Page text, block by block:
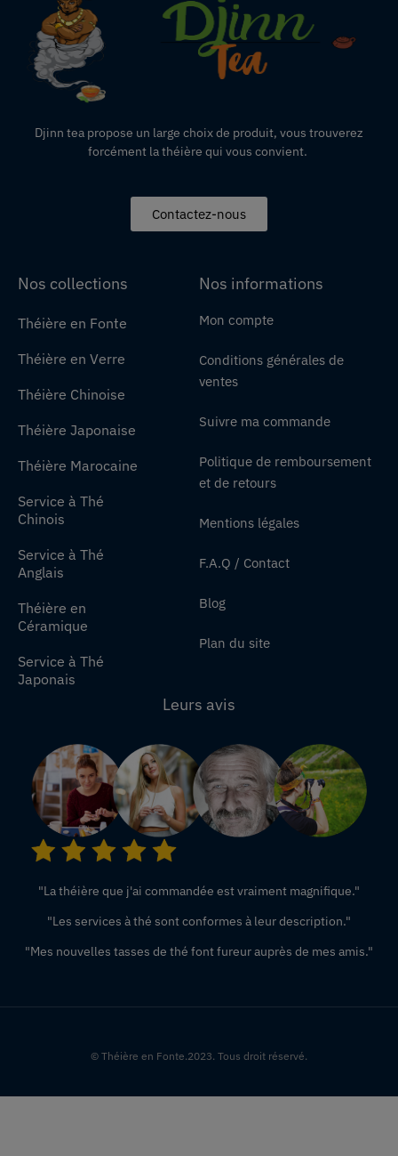
Djinn tea propose un large choix de produit, vous trouverez
forcément la théière qui vous convient.
Contactez-nous
Nos collections
Théière en Fonte
Théière en Verre
Théière Chinoise
Théière Japonaise
Théière Marocaine
Service à Thé
Chinois
Service à Thé
Anglais
Théière en
Céramique
Service à Thé
Japonais
Nos informations
Mon compte
Conditions générales de
ventes
Suivre ma commande
Politique de remboursement
et de retours
Mentions légales
F.A.Q / Contact
Blog
Plan du site
Leurs avis
"La théière que j'ai commandée est vraiment magnifique."
"Les services à thé sont conformes à leur description."
"Mes nouvelles tasses de thé font fureur auprès de mes amis."
© Théière en Fonte.2023. Tous droit réservé.